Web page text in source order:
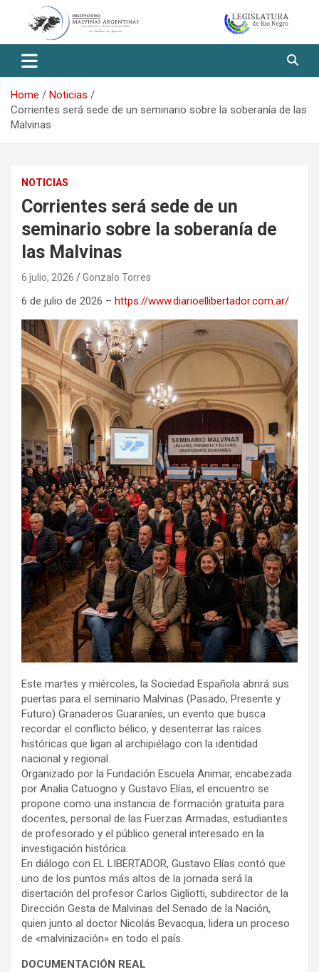
Observatorio Malvinas – Río
Negro
Home
Noticias
Corrientes será sede de un seminario sobre la soberanía de las
Malvinas
NOTICIAS
Corrientes será sede de un
seminario sobre la soberanía de
las Malvinas
6 julio, 2026 Gonzalo Torres
6 de julio de 2026 – https://www.diarioellibertador.com.ar/
Este martes y miércoles, la Sociedad Española abrirá sus
puertas para el seminario Malvinas (Pasado, Presente y
Futuro) Granaderos Guaraníes, un evento que busca
recordar el conflicto bélico, y desenterrar las raíces
históricas que ligan al archipiélago con la identidad
nacional y regional.
Organizado por la Fundación Escuela Animar, encabezada
por Analia Catuogno y Gustavo Elías, el encuentro se
propone como una instancia de formación gratuita para
docentes, personal de las Fuerzas Armadas, estudiantes
de profesorado y el público general interesado en la
investigación histórica.
En diálogo con EL LIBERTADOR, Gustavo Elías contó que
uno de los puntos más altos de la jornada será la
disertación del profesor Carlos Gigliotti, subdirector de la
Dirección Gesta de Malvinas del Senado de la Nación,
quien junto al doctor Nicolás Bevacqua, lidera un proceso
de «malvinización» en todo el país.
DOCUMENTACIÓN REAL